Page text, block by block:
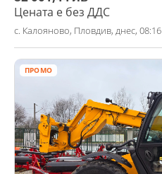
Цената е без ДДС
с. Калояново, Пловдив, днес, 08:16
ПРОМО